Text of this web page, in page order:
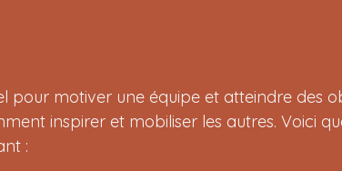
pour motiver une équipe et atteindre des
inspirer et mobiliser les autres. Voici
: